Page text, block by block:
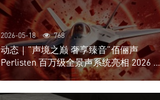
2026-05-18 768
动态｜”声境之巅 奢享臻音”佰俪声
Perlisten 百万级全景声系统亮相 2026 北
京国际音响展